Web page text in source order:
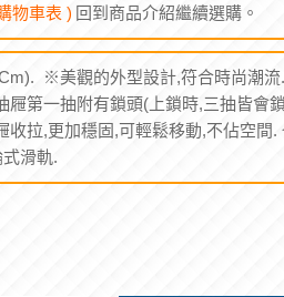
物車表 ) 回到商品介紹繼續選購。
※美觀的外型設計,符合時尚潮
屜第一抽附有鎖頭(上鎖時,三抽皆會
收拉,更加穩固,可輕鬆移動,不佔空間
滑軌.